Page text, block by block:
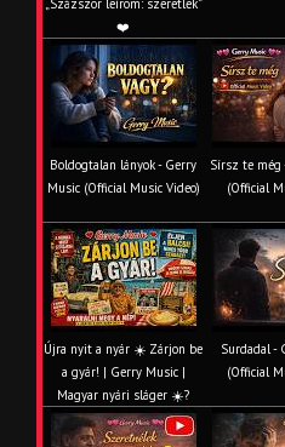
„Százszor leírom: szeretlek”
❤️
Boldogtalan lányok - Gerry
Music (Official Music Video)
Sírsz te még
(Official
Újra nyit a nyár ☀️ Zárjon be
a gyár! | Gerry Music |
Magyar nyári sláger ☀️?
Surdadal -
(Official